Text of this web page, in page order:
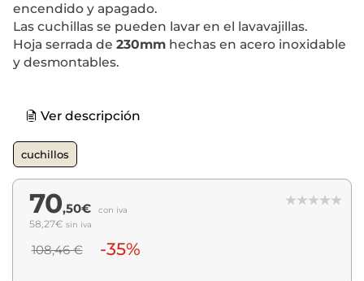
encendido y apagado.
Las cuchillas se pueden lavar en el lavavajillas.
Hoja serrada de 230mm hechas en acero inoxidable
y desmontables.
Ver descripción
cuchillos
70,50€ con iva
58,27€ sin iva
108,46 € -35%